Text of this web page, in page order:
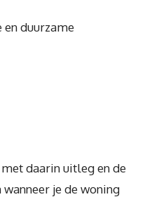
duurzame
daarin uitleg en de
je de woning